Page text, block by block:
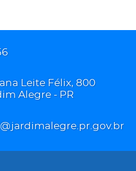
Leite Félix, 800
Alegre - PR